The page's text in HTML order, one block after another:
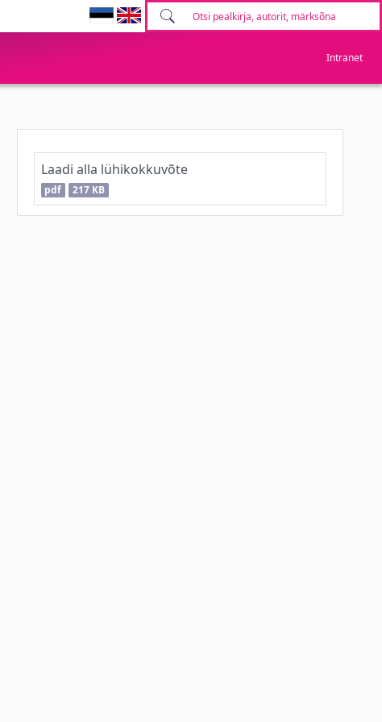
Intranet
Laadi alla lühikokkuvõte
pdf 217 KB